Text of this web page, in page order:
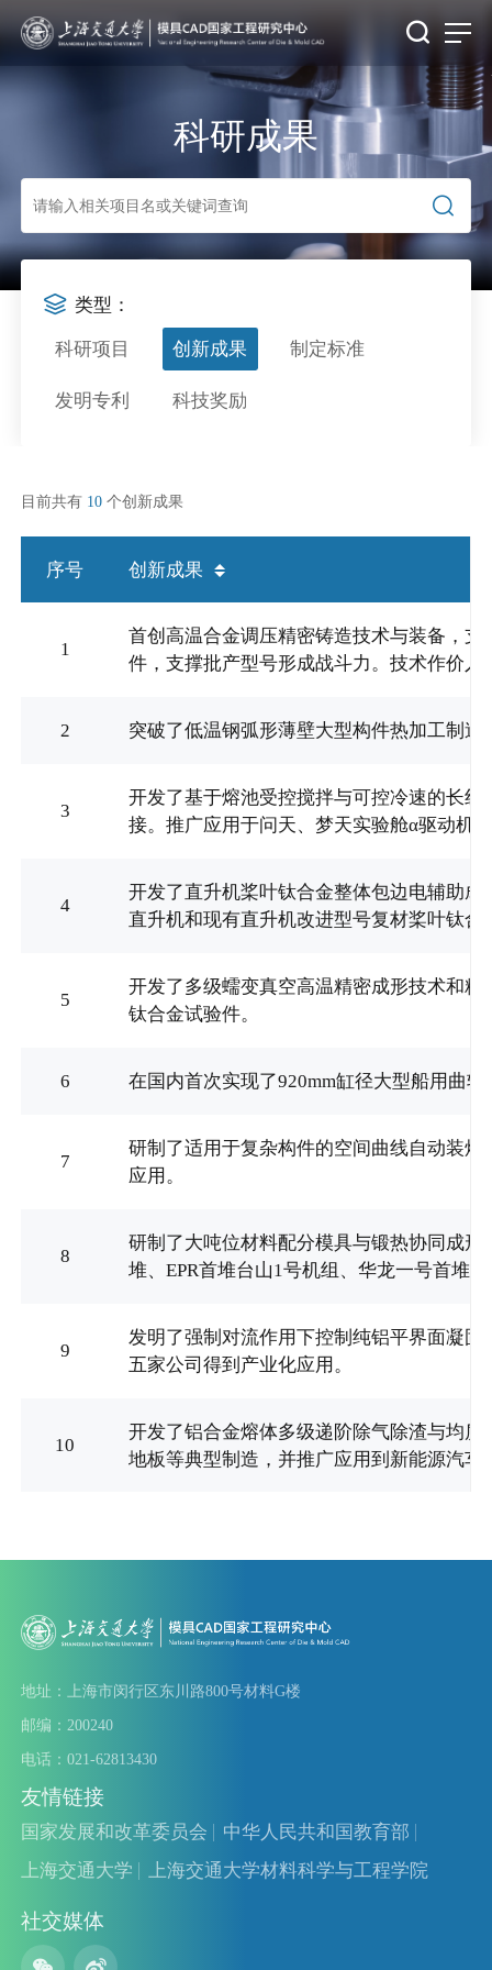
科研成果
类型：
科研项目 创新成果 制定标准
发明专利 科技奖励
目前共有 10 个创新成果
序号 创新成果
1
首创高温合金调压精密铸造技术与装备，
件，支撑批产型号形成战斗力。技术作价
2 突破了低温钢弧形薄壁大型构件热加工制
3
开发了基于熔池受控搅拌与可控冷速的长
接。推广应用于问天、梦天实验舱α驱动机
4
开发了直升机桨叶钛合金整体包边电辅助
直升机和现有直升机改进型号复材桨叶钛合
5
开发了多级蠕变真空高温精密成形技术和
钛合金试验件。
6 在国内首次实现了920mm缸径大型船用曲
7
研制了适用于复杂构件的空间曲线自动装
应用。
8
研制了大吨位材料配分模具与锻热协同成
堆、EPR首堆台山1号机组、华龙一号首堆
9
发明了强制对流作用下控制纯铝平界面凝
五家公司得到产业化应用。
10
开发了铝合金熔体多级递阶除气除渣与均
地板等典型制造，并推广应用到新能源汽车
地址：上海市闵行区东川路800号材料G楼
邮编：200240
电话：021-62813430
友情链接
国家发展和改革委员会
中华人民共和国教育部
上海交通大学
上海交通大学材料科学与工程学院
社交媒体